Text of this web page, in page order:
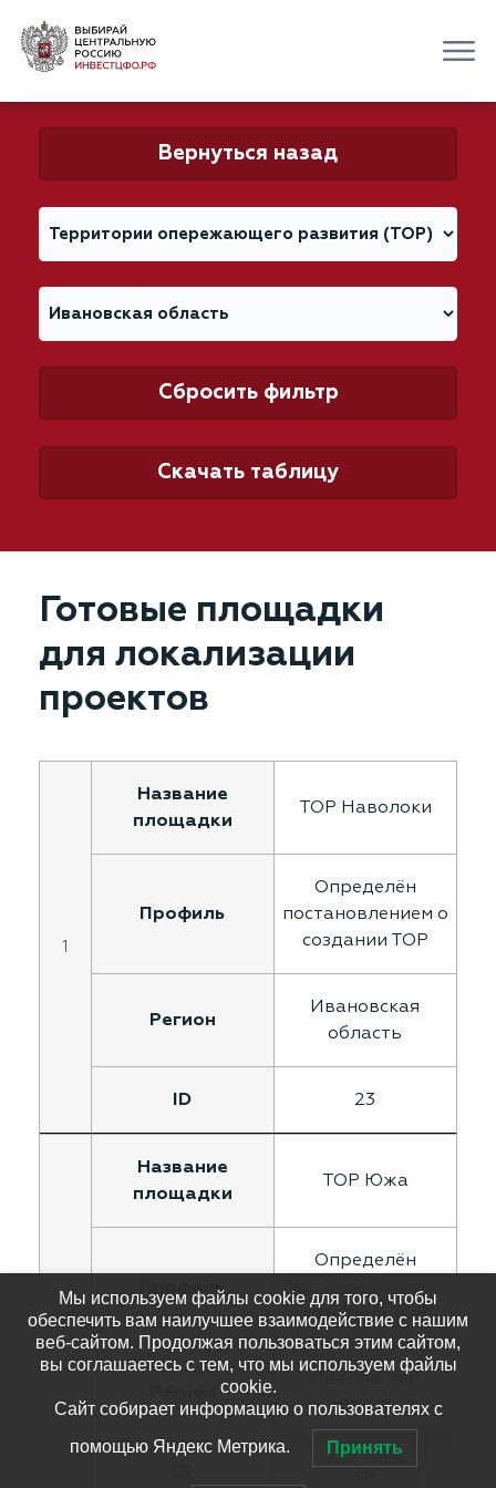
Вернуться назад
Сбросить фильтр
Скачать таблицу
Готовые площадки
для локализации
проектов
1
23
ТОР Наволоки
Определён
постановлением о
создании ТОР
Ивановская
область
2
24
ТОР Южа
Определён
постановлением о
создании ТОР
Ивановская
область
Мы используем файлы cookie для того, чтобы
обеспечить вам наилучшее взаимодействие с нашим
веб-сайтом. Продолжая пользоваться этим сайтом,
вы соглашаетесь с тем, что мы используем файлы
cookie.
Сайт собирает информацию о пользователях с
помощью Яндекс Метрика. Принять